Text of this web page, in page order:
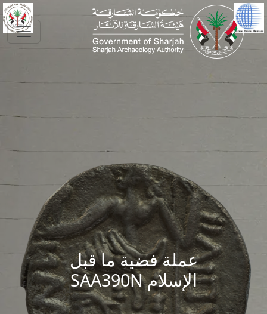
Skip to main
عملة فضية ما قبل
الإسلام SAA390N